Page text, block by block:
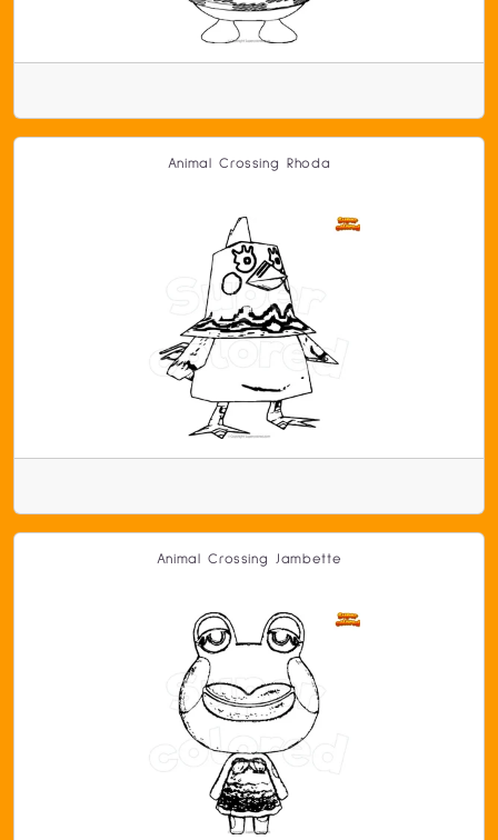
Animal Crossing Rhoda
Animal Crossing Jambette